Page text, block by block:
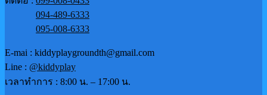
094-489-6333
095-008-6333
E-mai : kiddyplaygroundth@gmail.com
Line : @kiddyplay
เวลาทำการ : 8:00 น. – 17:00 น.